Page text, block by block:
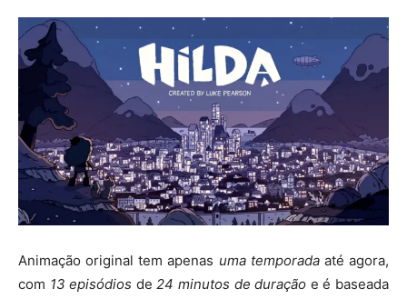
Animação original tem apenas uma temporadaaté agora,
com 13 episódios de24 minutos de duração e é baseada